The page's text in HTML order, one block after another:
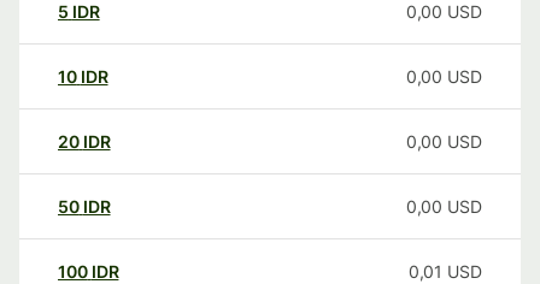
5 IDR 0,00 USD
10 IDR 0,00 USD
20 IDR 0,00 USD
50 IDR 0,00 USD
100 IDR 0,01 USD